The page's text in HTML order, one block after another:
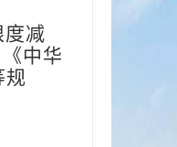
度减
中华
规